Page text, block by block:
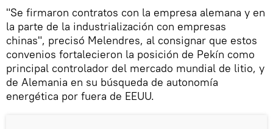
"Se firmaron contratos con la empresa alemana y en
la parte de la industrialización con empresas
chinas", precisó Melendres, al consignar que estos
convenios fortalecieron la posición de Pekín como
principal controlador del mercado mundial de litio, y
de Alemania en su búsqueda de autonomía
energética por fuera de EEUU.